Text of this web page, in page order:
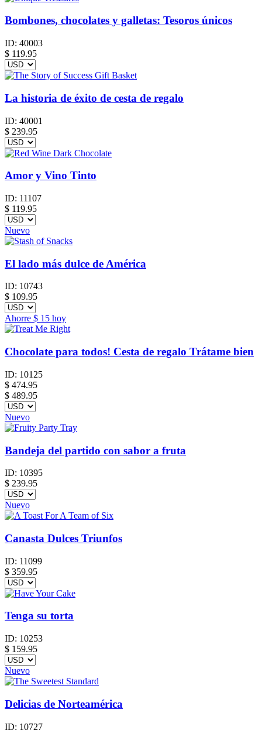
Bombones, chocolates y galletas: Tesoros únicos
ID: 40003
$ 119.95
La historia de éxito de cesta de regalo
ID: 40001
$ 239.95
Amor y Vino Tinto
ID: 11107
$ 119.95
Nuevo
El lado más dulce de América
ID: 10743
$ 109.95
Ahorre $ 15 hoy
Chocolate para todos! Cesta de regalo Trátame bien
ID: 10125
$ 474.95
$ 489.95
Nuevo
Bandeja del partido con sabor a fruta
ID: 10395
$ 239.95
Nuevo
Canasta Dulces Triunfos
ID: 11099
$ 359.95
Tenga su torta
ID: 10253
$ 159.95
Nuevo
Delicias de Norteamérica
ID: 10727